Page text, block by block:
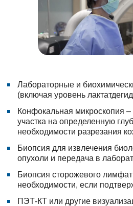
Лабораторные и
(включая уровень
Конфокальная микроскопия
участка на определенную
необходимости разрезания
Биопсия для извлечения
опухоли и передача в
Биопсия сторожевого
необходимости, если
ПЭТ-КТ или другие